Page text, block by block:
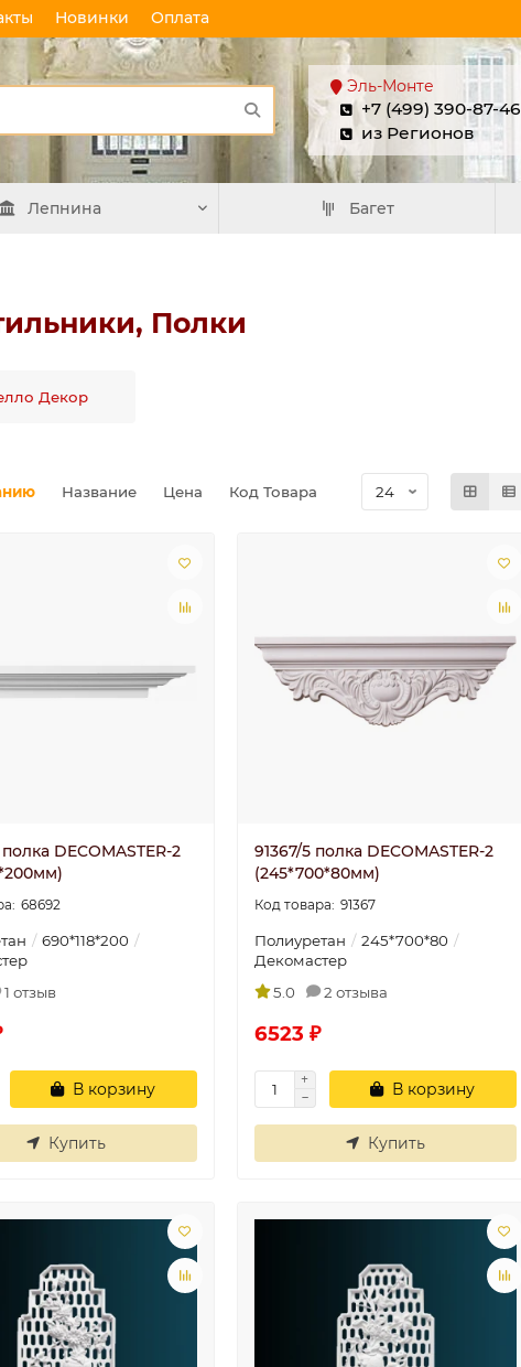
Новинки Оплата
Эль-Монте
+7 (499) 390-87-46
из Регионов
Лепнина Багет
Полки
Декор
Название Цена Код Товара
DECOMASTER-2
68692
690*118*200
1 отзыв
В корзину
Купить
91367/5 полка DECOMASTER-2
(245*700*80мм)
91367
Полиуретан
245*700*80
Декомастер
5.0
2 отзыва
6523 ₽
В корзину
Купить